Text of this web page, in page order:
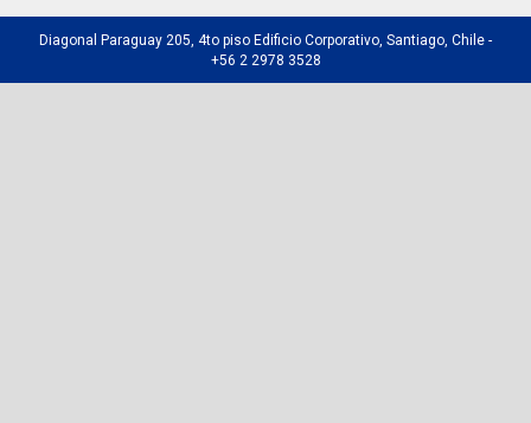
Diagonal Paraguay 205, 4to piso Edificio Corporativo, Santiago, Chile -
+56 2 2978 3528